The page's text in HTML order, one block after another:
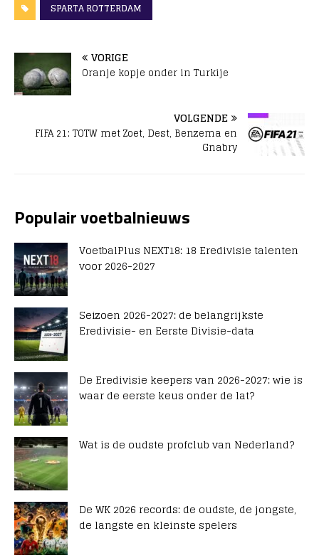
SPARTA ROTTERDAM
VORIGE
Oranje kopje onder in Turkije
VOLGENDE
FIFA 21: TOTW met Zoet, Dest, Benzema en
Gnabry
Populair voetbalnieuws
VoetbalPlus NEXT18: 18 Eredivisie talenten
voor 2026-2027
Seizoen 2026-2027: de belangrijkste
Eredivisie- en Eerste Divisie-data
De Eredivisie keepers van 2026-2027: wie is
waar de eerste keus onder de lat?
Wat is de oudste profclub van Nederland?
De WK 2026 records: de oudste, de jongste,
de langste en kleinste spelers